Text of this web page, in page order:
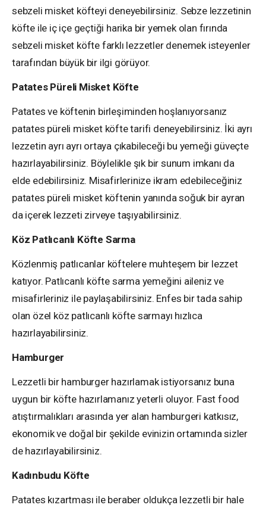
sebzeli misket köfteyi deneyebilirsiniz. Sebze lezzetinin
köfte ile iç içe geçtiği harika bir yemek olan fırında
sebzeli misket köfte farklı lezzetler denemek isteyenler
tarafından büyük bir ilgi görüyor.
Patates Püreli Misket Köfte
Patates ve köftenin birleşiminden hoşlanıyorsanız
patates püreli misket köfte tarifi deneyebilirsiniz. İki ayrı
lezzetin ayrı ayrı ortaya çıkabileceği bu yemeği güveçte
hazırlayabilirsiniz. Böylelikle şık bir sunum imkanı da
elde edebilirsiniz. Misafirlerinize ikram edebileceğiniz
patates püreli misket köftenin yanında soğuk bir ayran
da içerek lezzeti zirveye taşıyabilirsiniz.
Köz Patlıcanlı Köfte Sarma
Közlenmiş patlıcanlar köftelere muhteşem bir lezzet
katıyor. Patlıcanlı köfte sarma yemeğini aileniz ve
misafirleriniz ile paylaşabilirsiniz. Enfes bir tada sahip
olan özel köz patlıcanlı köfte sarmayı hızlıca
hazırlayabilirsiniz.
Hamburger
Lezzetli bir hamburger hazırlamak istiyorsanız buna
uygun bir köfte hazırlamanız yeterli oluyor. Fast food
atıştırmalıkları arasında yer alan hamburgeri katkısız,
ekonomik ve doğal bir şekilde evinizin ortamında sizler
de hazırlayabilirsiniz.
Kadınbudu Köfte
Patates kızartması ile beraber oldukça lezzetli bir hale